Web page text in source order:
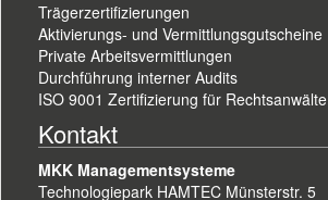
Trägerzertifizierungen
Aktivierungs- und Vermittlungsgutscheine
Private Arbeitsvermittlungen
Durchführung interner Audits
ISO 9001 Zertifizierung für Rechtsanwälte
Kontakt
MKK Managementsysteme
Technologiepark HAMTEC Münsterstr. 5